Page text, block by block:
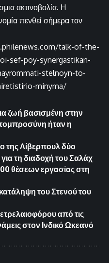
ακτινοβολία. Η
πενθεί σήμερα τον
talk-of-the-
sef-poy-synergastikan-
stelnoyn-to-
minyma/
ζωή βασισμένη στην
ήταν η
της Λίβερπουλ δύο
τη διαδοχή του Σαλάχ
θέσεων εργασίας στη
του Στενού του
από τις
στον Ινδικό Ωκεανό